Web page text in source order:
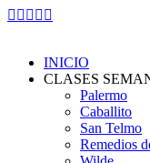
Skip
Facebook
new
Instagram
in
new
window
YouTube
in
new
window
Whatsapp
in
new
window
in
new
window
INICIO
CLASES
Palermo
Caballito
San Telmo
Remedios